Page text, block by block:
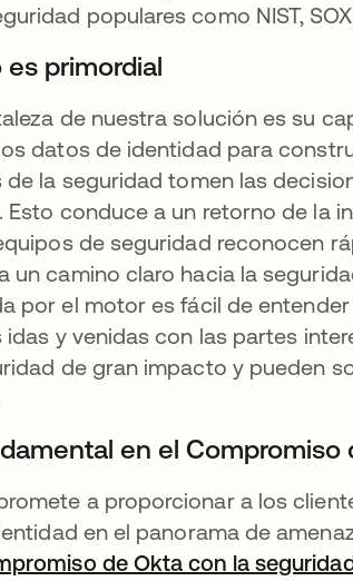
populares como NIST,
primordial
de nuestra solución es su
datos de identidad para
de la seguridad tomen las
Esto conduce a un retorno de la
de seguridad reconocen
un camino claro hacia la
por el motor es fácil de
idas y venidas con las partes
de gran impacto y pueden
en el
a proporcionar a los
en el panorama de
de Okta con la